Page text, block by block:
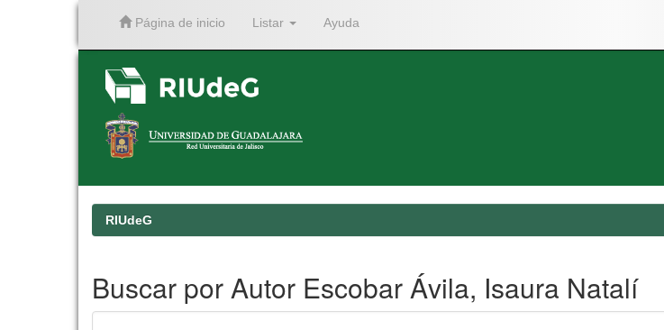
Página de inicio Listar Ayuda
RIUdeG
Buscar por Autor Escobar Ávila, Isaura Natalí